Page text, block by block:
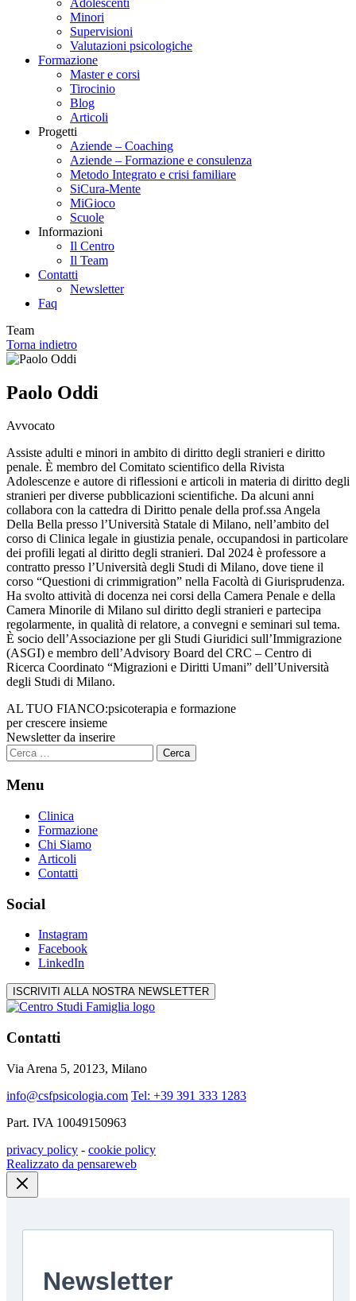
Minori
Supervisioni
Valutazioni psicologiche
Formazione
Master e corsi
Tirocinio
Blog
Articoli
Progetti
Aziende – Coaching
Aziende – Formazione e consulenza
Metodo Integrato e crisi familiare
SiCura-Mente
MiGioco
Scuole
Informazioni
Il Centro
Il Team
Contatti
Newsletter
Faq
Team
Torna indietro
Paolo Oddi
Avvocato
Assiste adulti e minori in ambito di diritto degli stranieri e diritto
penale. È membro del Comitato scientifico della Rivista
Adolescenze e autore di riflessioni e articoli in materia di diritto degli
stranieri per diverse pubblicazioni scientifiche. Da alcuni anni
collabora con la cattedra di Diritto penale della prof.ssa Angela
Della Bella presso l’Università Statale di Milano, nell’ambito del
corso di Clinica legale in giustizia penale, occupandosi in particolare
dei profili legati al diritto degli stranieri. Dal 2024 è professore a
contratto presso l’Università degli Studi di Milano, dove tiene il
corso “Questioni di crimmigration” nella Facoltà di Giurisprudenza.
Ha svolto attività di docenza nei corsi della Camera Penale e della
Camera Minorile di Milano sul diritto degli stranieri e partecipa
regolarmente, in qualità di relatore, a convegni e seminari sul tema.
È socio dell’Associazione per gli Studi Giuridici sull’Immigrazione
(ASGI) e membro dell’Advisory Board del CRC – Centro di
Ricerca Coordinato “Migrazioni e Diritti Umani” dell’Università
degli Studi di Milano.
AL TUO FIANCO:psicoterapia e formazione
per crescere insieme
Newsletter da inserire
Ricerca
per:
Menu
Clinica
Formazione
Chi Siamo
Articoli
Contatti
Social
Instagram
Facebook
LinkedIn
ISCRIVITI ALLA NOSTRA NEWSLETTER
Contatti
Via Arena 5, 20123, Milano
info@csfpsicologia.com Tel: +39 391 333 1283
Part. IVA 10049150963
privacy policy - cookie policy
Realizzato da pensareweb